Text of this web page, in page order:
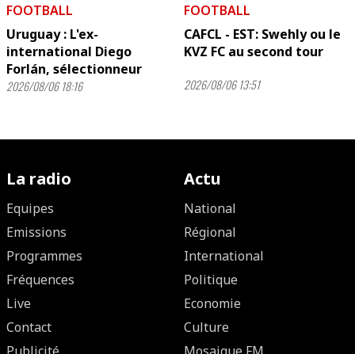
FOOTBALL
Uruguay : L'ex-
international Diego
Forlán, sélectionneur
2026/08/06 18:16
FOOTBALL
CAFCL - EST: Swehly ou le
KVZ FC au second tour
2026/08/06 13:51
La radio
Equipes
Emissions
Programmes
Fréquences
Live
Contact
Actu
National
Régional
International
Politique
Economie
Culture